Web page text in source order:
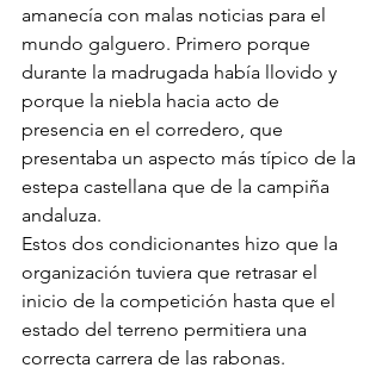
amanecía con malas noticias para el
mundo galguero. Primero porque
durante la madrugada había llovido y
porque la niebla hacia acto de
presencia en el corredero, que
presentaba un aspecto más típico de la
estepa castellana que de la campiña
andaluza.
Estos dos condicionantes hizo que la
organización tuviera que retrasar el
inicio de la competición hasta que el
estado del terreno permitiera una
correcta carrera de las rabonas.